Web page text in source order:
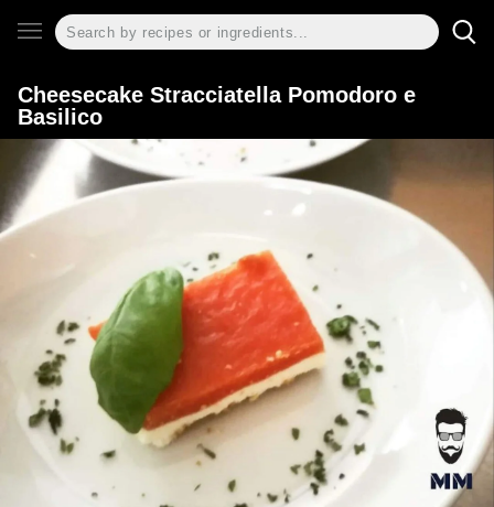
Cheesecake Stracciatella Pomodoro e
Basilico